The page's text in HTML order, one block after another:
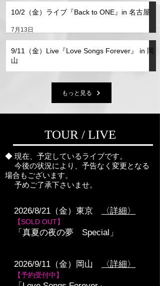
10/2（金）ライブ『Back to ONE』in 名古屋
7月13日
9/11（金）Live『Love Songs Forever』 in 岡
山
もっと見る
TOUR / LIVE
◆ 現在、予定しているライブです。
今後の状況により、予告なく変更となる
場合もございます。
予めご了承下さいませ。
2026/8/21（金）東京 〈詳細〉
【SOLD OUT】
「真夏の夜の夢 Special」
2026/9/11（金）岡山 〈詳細〉
【予約受付中】